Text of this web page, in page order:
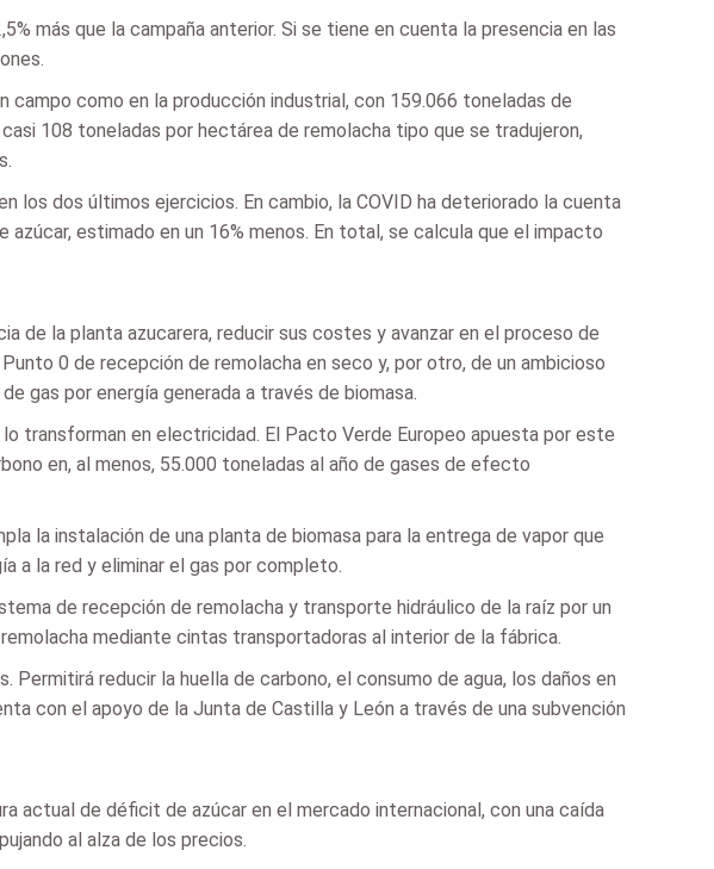
más que la campaña anterior. Si se tiene en cuenta la presencia en las
como en la producción industrial, con 159.066 toneladas de
108 toneladas por hectárea de remolacha tipo que se tradujeron,
los dos últimos ejercicios. En cambio, la COVID ha deteriorado la cuenta
estimado en un 16% menos. En total, se calcula que el impacto
de la planta azucarera, reducir sus costes y avanzar en el proceso de
0 de recepción de remolacha en seco y, por otro, de un ambicioso
gas por energía generada a través de biomasa.
transforman en electricidad. El Pacto Verde Europeo apuesta por este
en, al menos, 55.000 toneladas al año de gases de efecto
la instalación de una planta de biomasa para la entrega de vapor que
a la red y eliminar el gas por completo.
de recepción de remolacha y transporte hidráulico de la raíz por un
mediante cintas transportadoras al interior de la fábrica.
reducir la huella de carbono, el consumo de agua, los daños en
con el apoyo de la Junta de Castilla y León a través de una subvención
actual de déficit de azúcar en el mercado internacional, con una caída
al alza de los precios.